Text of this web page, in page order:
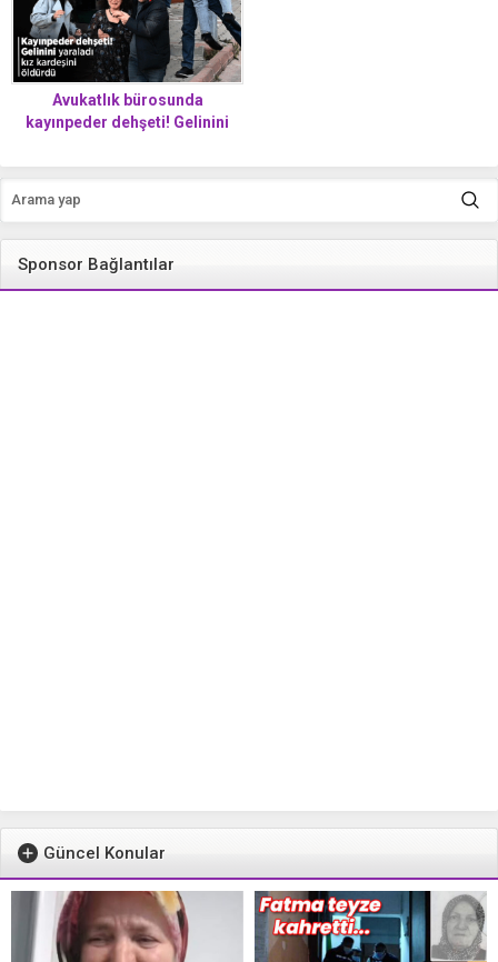
Avukatlık bürosunda
kayınpeder dehşeti! Gelinini
Sponsor Bağlantılar
Güncel Konular